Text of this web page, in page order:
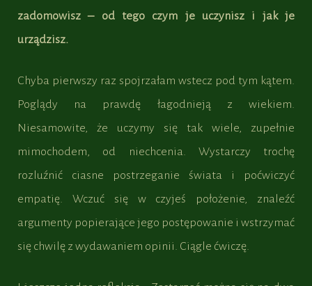
zadomowisz – od tego czym je uczynisz i jak je
urządzisz.
Chyba pierwszy raz spojrzałam wstecz pod tym kątem.
Poglądy na prawdę łagodnieją z wiekiem.
Niesamowite, że uczymy się tak wiele, zupełnie
mimochodem, od niechcenia. Wystarczy trochę
rozluźnić ciasne postrzeganie świata i poćwiczyć
empatię. Wczuć się w czyjeś położenie, znaleźć
argumenty popierające jego postępowanie i wstrzymać
się chwilę z wydawaniem opinii. Ciągle ćwiczę.